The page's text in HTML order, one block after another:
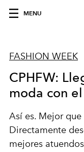
MENU
FASHION WEEK
CPHFW:
moda con
Así es. Mejor que
Directamente
mejores